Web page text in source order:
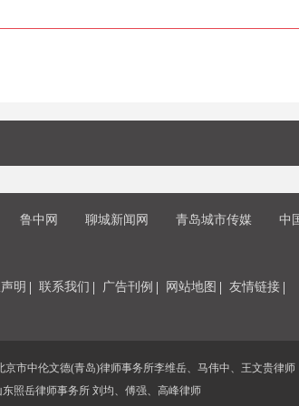
鲁中网 聊城新闻网 青岛城市传媒 中
明 联系我们 广告刊例 网站地图 友情链接
京市中伦文德(青岛)律师事务所李维岳、马伟中、王文贵律师
东照岳律师事务所 刘均、傅强、高峰律师